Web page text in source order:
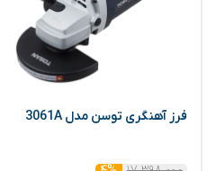
فرز آهنگری توسن مدل 3061A